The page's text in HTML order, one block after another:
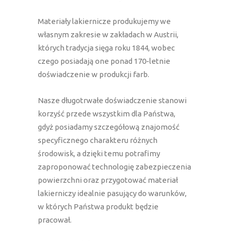
Materiały lakiernicze produkujemy we
własnym zakresie w zakładach w Austrii,
których tradycja sięga roku 1844, wobec
czego posiadają one ponad 170-letnie
doświadczenie w produkcji farb.
Nasze długotrwałe doświadczenie stanowi
korzyść przede wszystkim dla Państwa,
gdyż posiadamy szczegółową znajomość
specyficznego charakteru różnych
środowisk, a dzięki temu potrafimy
zaproponować technologię zabezpieczenia
powierzchni oraz przygotować materiał
lakierniczy idealnie pasujący do warunków,
w których Państwa produkt będzie
pracował.